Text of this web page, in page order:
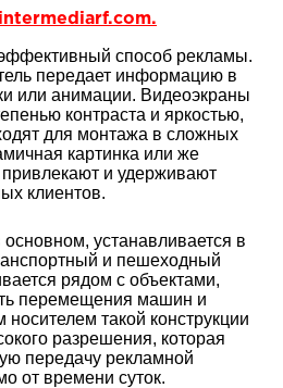
способ рекламы.
передает информацию в
или анимации. Видеоэкраны
контраста и яркостью,
для монтажа в сложных
картинка или же
и удерживают
клиентов.
устанавливается в
и пешеходный
рядом с объектами,
перемещения машин и
такой конструкции
разрешения, которая
передачу рекламной
от времени суток.